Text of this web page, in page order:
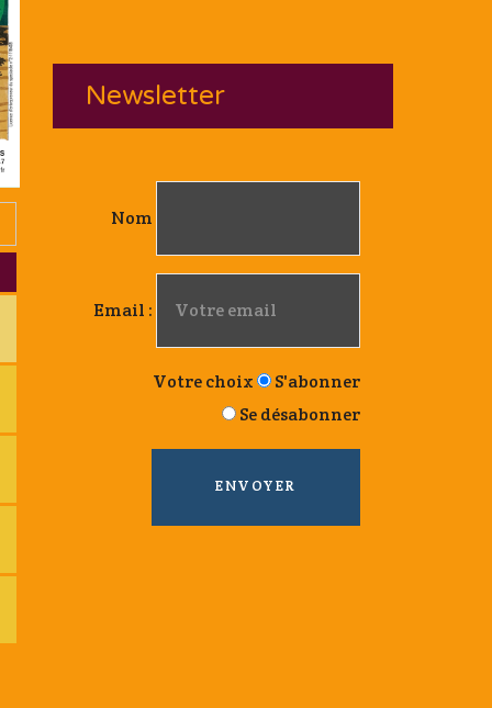
Newsletter
Nom
Email :
Votre choix
S'abonner
Se désabonner